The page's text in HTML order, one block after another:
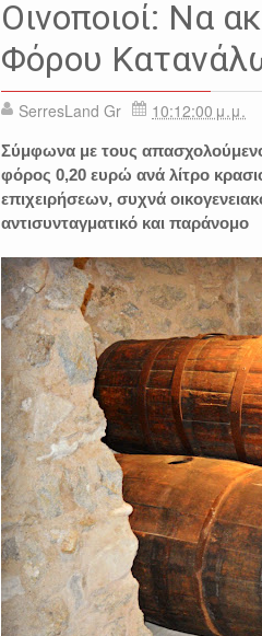
Οινοποιοί: Να
Φόρου
SerresLand Gr 10:12:00 μ.μ.
Σύμφωνα με τους
φόρος 0,20 ευρώ ανά λίτρο
επιχειρήσεων, συχνά
αντισυνταγματικό και παράνομο